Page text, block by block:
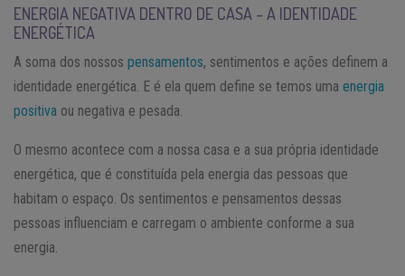
ENERGIA NEGATIVA DENTRO DE CASA – A IDENTIDADE
ENERGÉTICA
A soma dos nossos pensamentos, sentimentos e ações definem a
identidade energética. E é ela quem define se temos uma energia
positiva ou negativa e pesada.
O mesmo acontece com a nossa casa e a sua própria identidade
energética, que é constituída pela energia das pessoas que
habitam o espaço. Os sentimentos e pensamentos dessas
pessoas influenciam e carregam o ambiente conforme a sua
energia.